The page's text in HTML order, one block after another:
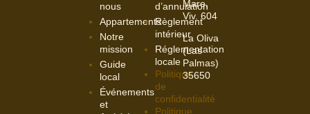
nous
Appartements
Notre
mission
Guide
local
Événements
et
d’annulation
Règlement
intérieur
Réglementation
locale
Politique
de
confidentialité
Politique
Mare,
Viv. 604
La Oliva
(Las
Palmas)
35650